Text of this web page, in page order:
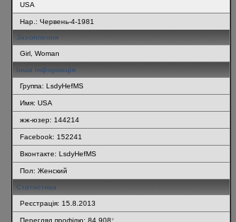
USA
Нар.: Червень-4-1981
Захоплення
Girl, Woman
Інша інформація
Группа: LsdyHefMS
Имя: USA
жж-юзер: 144214
Facebook: 152241
Вконтакте: LsdyHefMS
Пол: Женский
Статистика
Реєстрація: 15.8.2013
Перегляд профілю: 84 908*